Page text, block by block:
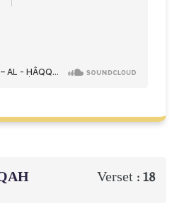
Verset : 18